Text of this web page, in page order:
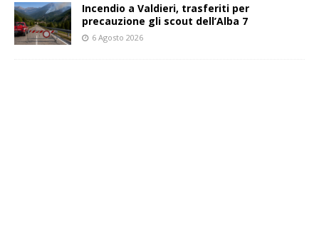
Incendio a Valdieri, trasferiti per
precauzione gli scout dell’Alba 7
6 Agosto 2026